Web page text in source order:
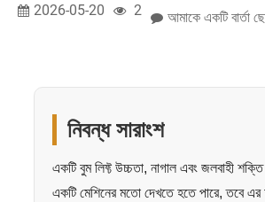
2026-05-20 2 আমাকে একটি বার্তা
নিবন্ধ সারাংশ
একটি বুম লিফ্ট উচ্চতা, নাগাল এবং জলবাহী শক্তি
একটি মেশিনের মতো দেখতে হতে পারে, তবে